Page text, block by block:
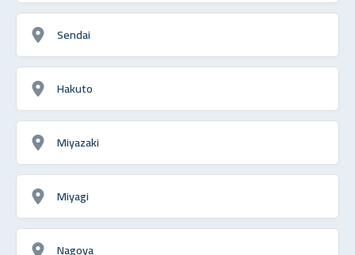
Sendai
Hakuto
Miyazaki
Miyagi
Nagoya